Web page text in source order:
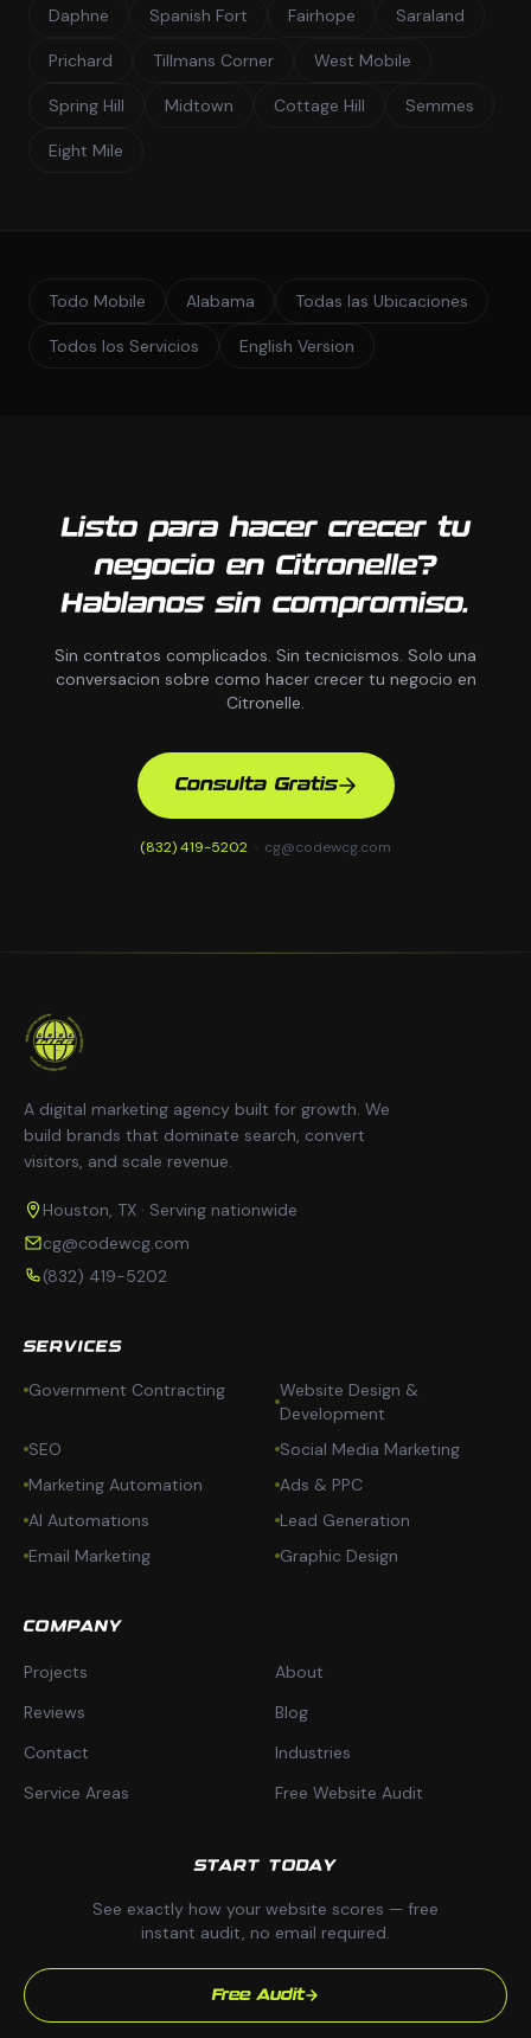
Daphne Spanish Fort Fairhope Saraland
Prichard Tillmans Corner West Mobile
Spring Hill Midtown Cottage Hill Semmes
Eight Mile
Todo Mobile Alabama Todas las Ubicaciones
Todos los Servicios English Version
Listo para hacer crecer tu
negocio en Citronelle?
Hablanos sin compromiso.
Sin contratos complicados. Sin tecnicismos. Solo una
conversacion sobre como hacer crecer tu negocio en
Citronelle.
Consulta Gratis
(832) 419-5202 · cg@codewcg.com
A digital marketing agency built for growth. We
build brands that dominate search, convert
visitors, and scale revenue.
Houston, TX · Serving nationwide
cg@codewcg.com
(832) 419-5202
SERVICES
Government Contracting
Website Design &
Development
SEO
Social Media Marketing
Marketing Automation
Ads & PPC
AI Automations
Lead Generation
Email Marketing
Graphic Design
COMPANY
Projects
About
Reviews
Blog
Contact
Industries
Service Areas
Free Website Audit
START TODAY
See exactly how your website scores — free
instant audit, no email required.
Free Audit